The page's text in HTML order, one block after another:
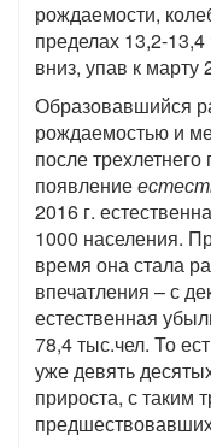
рождаемости,
пределах 13,2-
вниз, упав к марту
Образовавшийся
рождаемостью и
после
появление
2016 г.
1000 населения.
время она стала
впечатления – с
естественная
78,4 тыс.чел. То
уже девять
прироста, с таким